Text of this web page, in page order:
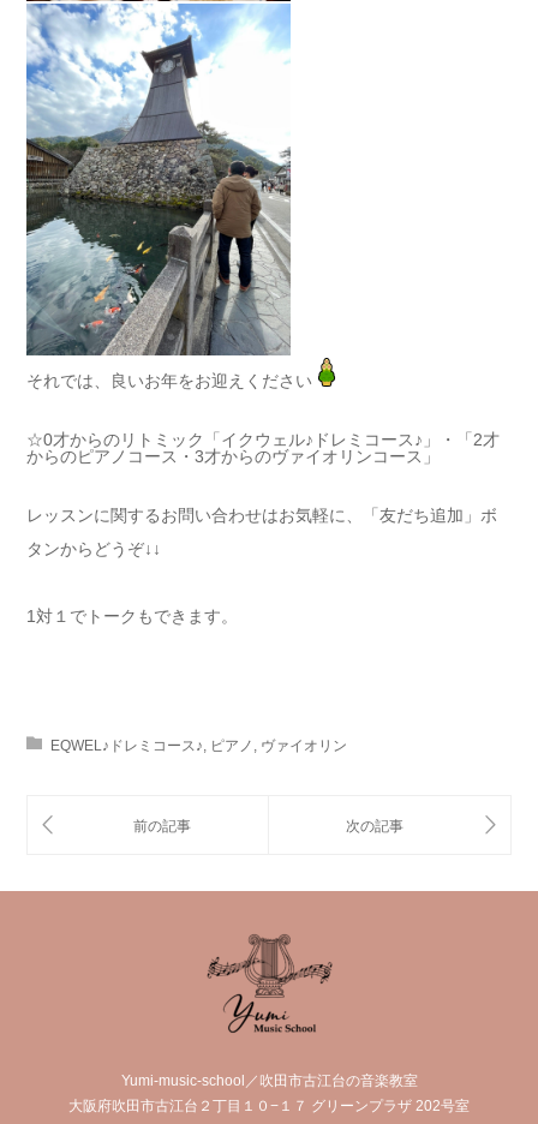
それでは、良いお年をお迎えください
☆0才からのリトミック「イクウェル♪ドレミコース♪」・「2才
からのピアノコース・3才からのヴァイオリンコース」
レッスンに関するお問い合わせはお気軽に、「友だち追加」ボ
タンからどうぞ↓↓
1対１でトークもできます。
EQWEL♪ドレミコース♪, ピアノ , ヴァイオリン
Yumi-music-school／吹田市古江台の音楽教室
大阪府吹田市古江台２丁目１０−１７ グリーンプラザ 202号室